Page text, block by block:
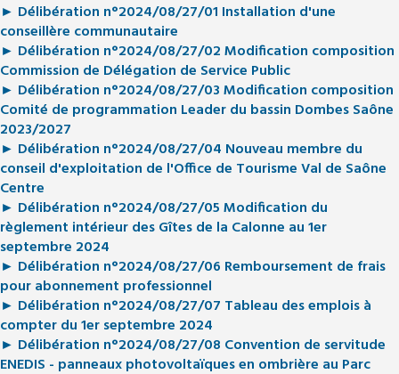
► Délibération n°2024/08/27/01 Installation d'une
conseillère communautaire
► Délibération n°2024/08/27/02 Modification composition
Commission de Délégation de Service Public
► Délibération n°2024/08/27/03 Modification composition
Comité de programmation Leader du bassin Dombes Saône
2023/2027
► Délibération n°2024/08/27/04 Nouveau membre du
conseil d'exploitation de l'Office de Tourisme Val de Saône
Centre
► Délibération n°2024/08/27/05 Modification du
règlement intérieur des Gîtes de la Calonne au 1er
septembre 2024
► Délibération n°2024/08/27/06 Remboursement de frais
pour abonnement professionnel
► Délibération n°2024/08/27/07 Tableau des emplois à
compter du 1er septembre 2024
► Délibération n°2024/08/27/08 Convention de servitude
ENEDIS - panneaux photovoltaïques en ombrière au Parc